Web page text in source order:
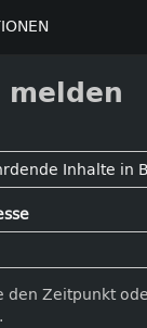
melden
den Zeitpunkt